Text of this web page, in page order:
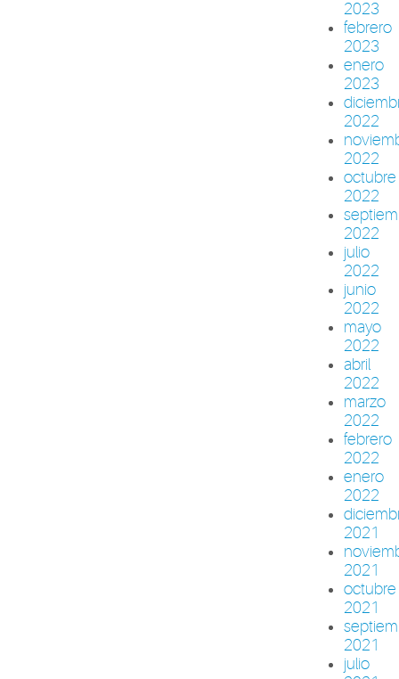
2023
febrero
2023
enero
2023
2022
2022
octubre
2022
2022
julio
2022
junio
2022
mayo
2022
abril
2022
marzo
2022
febrero
2022
enero
2022
2021
2021
octubre
2021
2021
julio